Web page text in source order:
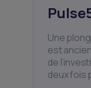
Une
est
de
deux fois